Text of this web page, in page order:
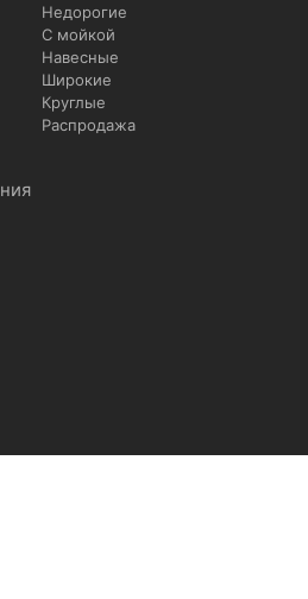
Недорогие
С мойкой
Навесные
Широкие
Круглые
Распродажа